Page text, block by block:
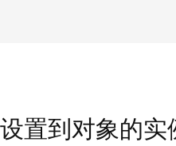
置到对象的实